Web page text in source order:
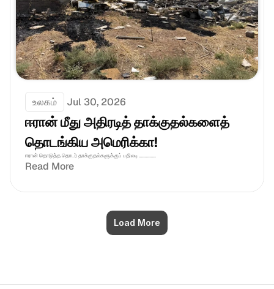
உலகம் Jul 30, 2026
ஈரான் மீது அதிரடித் தாக்குதல்களைத்
தொடங்கிய அமெரிக்கா!
ஈரான் தொடுத்த தொடர் தாக்குதல்களுக்குப் பதிலடி ..............
Read More
Load More